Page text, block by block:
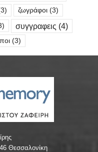
ζωγράφοι (3)
συγγραφεις (4)
(3)
Θεσσαλονίκη